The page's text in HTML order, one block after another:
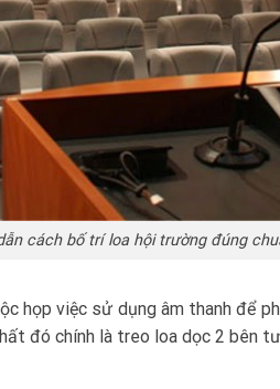
cách bố trí loa hội trường đúng
họp việc sử dụng âm thanh để
đó chính là treo loa dọc 2 bên